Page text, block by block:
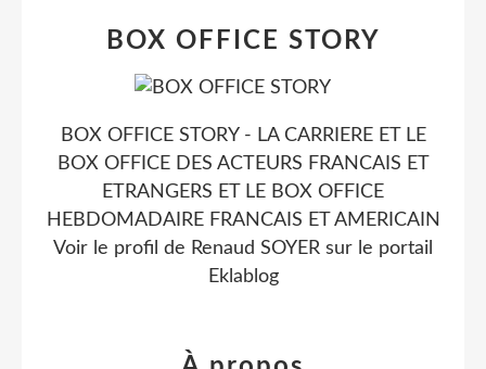
BOX OFFICE STORY
BOX OFFICE STORY - LA CARRIERE ET LE
BOX OFFICE DES ACTEURS FRANCAIS ET
ETRANGERS ET LE BOX OFFICE
HEBDOMADAIRE FRANCAIS ET AMERICAIN
Voir le profil de Renaud SOYER sur le portail
Eklablog